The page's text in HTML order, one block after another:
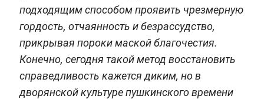
подходящим способом проявить чрезмерную
гордость, отчаянность и безрассудство,
прикрывая пороки маской благочестия.
Конечно, сегодня такой метод восстановить
справедливость кажется диким, но в
дворянской культуре пушкинского времени